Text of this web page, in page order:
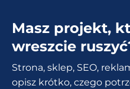
Czy
można
top
Masz projekt,
wreszcie
Strona, sklep, SEO,
opisz krótko, czego